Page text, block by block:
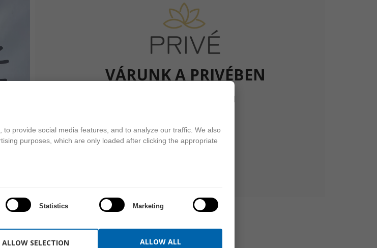
VÁRUNK A PRIVÉBEN
PRIVE BEAUTY SALON
Tel.:06 70 276 8298
provide social media features, and to analyze our traffic. We also
purposes, which are only loaded after clicking the appropriate
Statistics Marketing
ALLOW SELECTION ALLOW ALL